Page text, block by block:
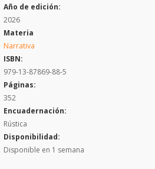
Año de edición:
2026
Materia
Narrativa
ISBN:
979-13-87869-88-5
Páginas:
352
Encuadernación:
Rústica
Disponibilidad:
Disponible en 1 semana